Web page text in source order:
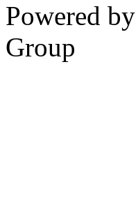
Powered by
Group